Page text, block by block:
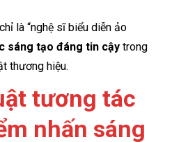
là “nghệ sĩ biểu diễn ảo
sáng tạo đáng tin cậytrong
thương hiệu.
tương tác
nhấn sáng